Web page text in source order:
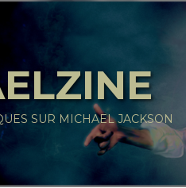
SUR MICHAEL JACKSON